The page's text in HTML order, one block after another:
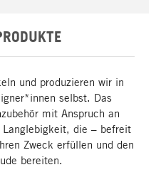
und produzieren wir in
selbst. Das
mit Anspruch an
die – befreit
Zweck erfüllen und den
bereiten.